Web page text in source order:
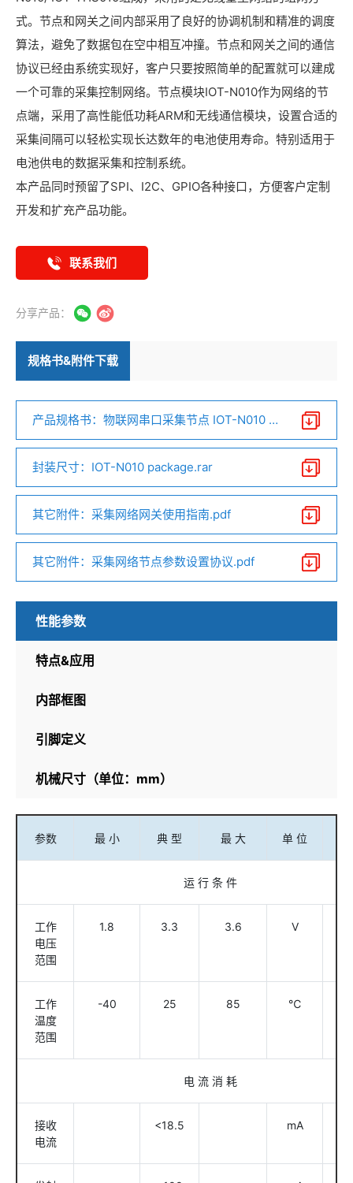
式。节点和网关之间内部采用了良好的协调机制和精准的调度
算法，避免了数据包在空中相互冲撞。节点和网关之间的通信
协议已经由系统实现好，客户只要按照简单的配置就可以建成
一个可靠的采集控制网络。节点模块IOT-N010作为网络的节
点端，采用了高性能低功耗ARM和无线通信模块，设置合适的
采集间隔可以轻松实现长达数年的电池使用寿命。特别适用于
电池供电的数据采集和控制系统。
本产品同时预留了SPI、I2C、GPIO各种接口，方便客户定制
开发和扩充产品功能。
联系我们
分享产品：
规格书&附件下载
产品规格书：物联网串口采集节点 IOT-N010 V1.
0.pdf
封装尺寸：IOT-N010 package.rar
其它附件：采集网络网关使用指南.pdf
其它附件：采集网络节点参数设置协议.pdf
性能参数
特点&应用
内部框图
引脚定义
机械尺寸（单位：mm）
参数 最 小 典 型 最 大 单 位
运 行 条 件
工作
电压
范围
1.8 3.3 3.6 V
工作
温度
范围
-40 25 85 ℃
电 流 消 耗
接收
电流
<18.5 mA